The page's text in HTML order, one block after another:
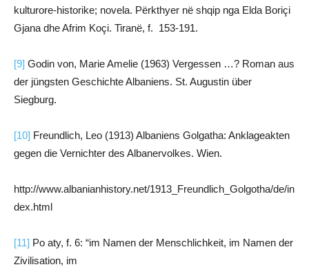
kulturore-historike; novela. Përkthyer në shqip nga Elda Boriçi
Gjana dhe Afrim Koçi. Tiranë, f. 153-191.
[9] Godin von, Marie Amelie (1963) Vergessen …? Roman aus
der jüngsten Geschichte Albaniens. St. Augustin über
Siegburg.
[10] Freundlich, Leo (1913) Albaniens Golgatha: Anklageakten
gegen die Vernichter des Albanervolkes. Wien.
http://www.albanianhistory.net/1913_Freundlich_Golgotha/de/in
dex.html
[11] Po aty, f. 6: “im Namen der Menschlichkeit, im Namen der
Zivilisation, im